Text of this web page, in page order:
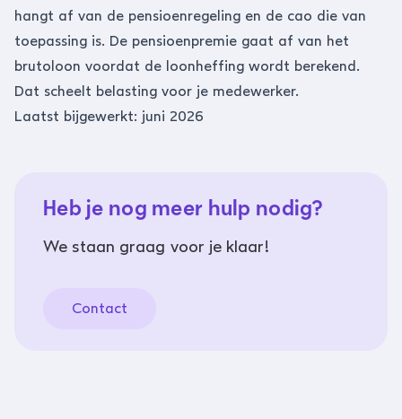
hangt af van de pensioenregeling en de cao die van
toepassing is. De pensioenpremie gaat af van het
brutoloon voordat de loonheffing wordt berekend.
Dat scheelt belasting voor je medewerker.
Laatst bijgewerkt: juni 2026
Heb je nog meer hulp nodig?
We staan graag voor je klaar!
Contact